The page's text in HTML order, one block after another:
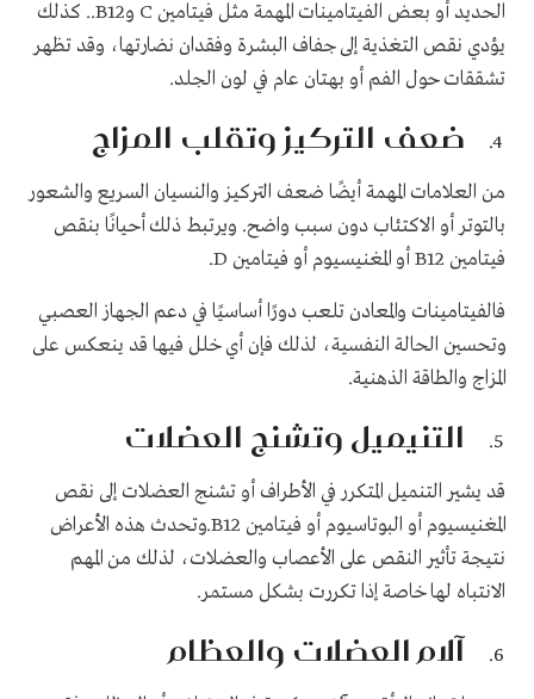
الحديد أو بعض الفيتامينات المهمة مثل فيتامين C وB12.. كذلك
يؤدي نقص التغذية إلى جفاف البشرة وفقدان نضارتها، وقد تظهر
تشققات حول الفم أو بهتان عام في لون الجلد.
ضعف التركيز وتقلب المزاج
من العلامات المهمة أيضًا ضعف التركيز والنسيان السريع والشعور
بالتوتر أو الاكتئاب دون سبب واضح. ويرتبط ذلك أحيانًا بنقص
فيتامين B12 أو المغنيسيوم أو فيتامين D.
فالفيتامينات والمعادن تلعب دورًا أساسيًا في دعم الجهاز العصبي
وتحسين الحالة النفسية، لذلك فإن أي خلل فيها قد ينعكس على
المزاج والطاقة الذهنية.
التنيميل وتشنج العضلات
قد يشير التنميل المتكرر في الأطراف أو تشنج العضلات إلى نقص
المغنيسيوم أو البوتاسيوم أو فيتامين B12.وتحدث هذه الأعراض
نتيجة تأثير النقص على الأعصاب والعضلات، لذلك من المهم
الانتباه لها خاصة إذا تكررت بشكل مستمر.
آلام العضلات والعظام